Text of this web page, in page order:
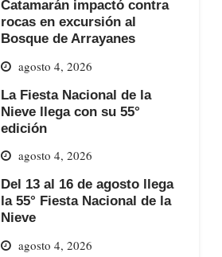
Catamarán impactó contra
rocas en excursión al
Bosque de Arrayanes
agosto 4, 2026
La Fiesta Nacional de la
Nieve llega con su 55°
edición
agosto 4, 2026
Del 13 al 16 de agosto llega
la 55° Fiesta Nacional de la
Nieve
agosto 4, 2026